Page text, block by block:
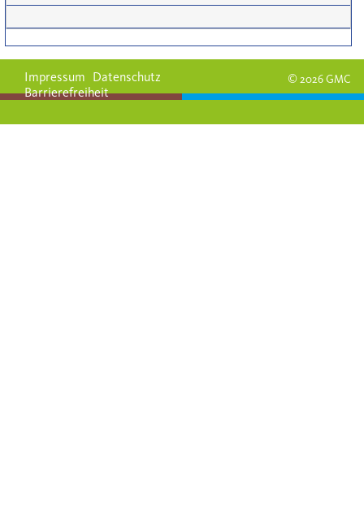
© 2026 GMC
Impressum Datenschutz
Barrierefreiheit